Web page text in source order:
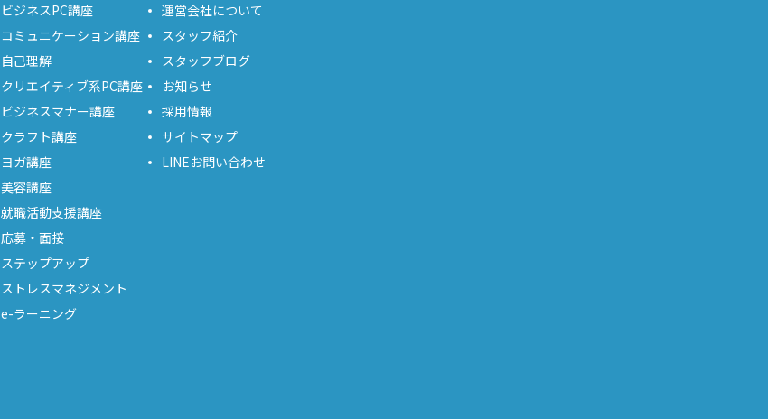
ビジネスPC講座
コミュニケーション講座
自己理解
クリエイティブ系PC講座
ビジネスマナー講座
クラフト講座
ヨガ講座
美容講座
就職活動支援講座
応募・面接
ステップアップ
ストレスマネジメント
e-ラーニング
運営会社について
スタッフ紹介
スタッフブログ
お知らせ
採用情報
サイトマップ
LINEお問い合わせ